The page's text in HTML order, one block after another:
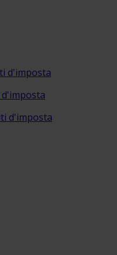
d'imposta
d'imposta